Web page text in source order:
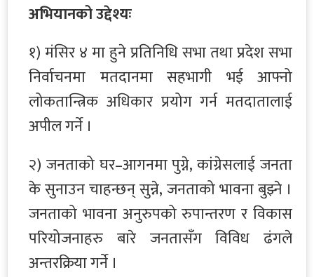
अभियानको उद्देश्यः
१) मंसिर ४ मा हुने प्रतिनिधि सभा तथा प्रदेश सभा
निर्वाचनमा मतदानमा सहभागी भई आफ्नो
लोकतान्त्रिक अधिकार प्रयोग गर्न मतदातालाई
अपील गर्ने ।
२) जनताको घर–आगनमा पुग्ने, कांग्रेसलाई जनता
के सुनाउन चाहन्छन् सुन्ने, जनताको भावना बुझ्ने ।
जनताको भावना अनुरुपको रुपान्तरण र विकास
परियोजनाहरु बारे जनतासँग विविध ढंगले
अन्तरक्रिया गर्ने ।